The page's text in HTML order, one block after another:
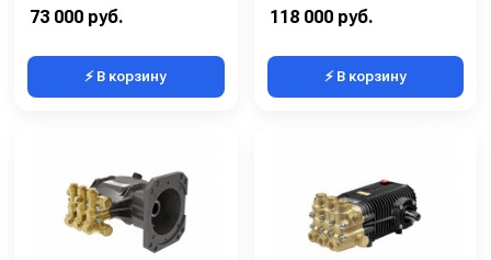
Обороты двигателя (об/мин):
73 000 руб.
⚡ В корзину
118 000 руб.
⚡ В корзину